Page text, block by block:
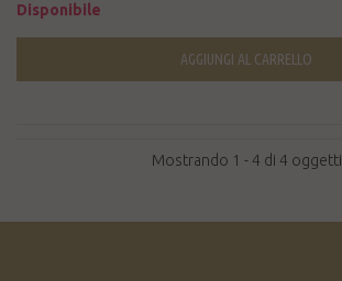
Disponibile
AGGIUNGI AL CARRELLO
Mostrando 1 - 4 di 4 oggetti